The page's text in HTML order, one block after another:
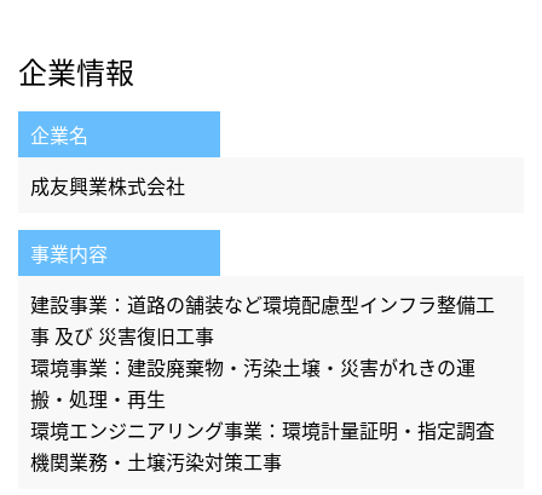
企業情報
企業名
成友興業株式会社
事業内容
建設事業：道路の舗装など環境配慮型インフラ整備工
事 及び 災害復旧工事
環境事業：建設廃棄物・汚染土壌・災害がれきの運
搬・処理・再生
環境エンジニアリング事業：環境計量証明・指定調査
機関業務・土壌汚染対策工事